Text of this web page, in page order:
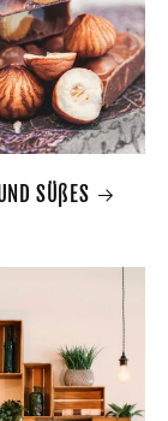
SÜßES